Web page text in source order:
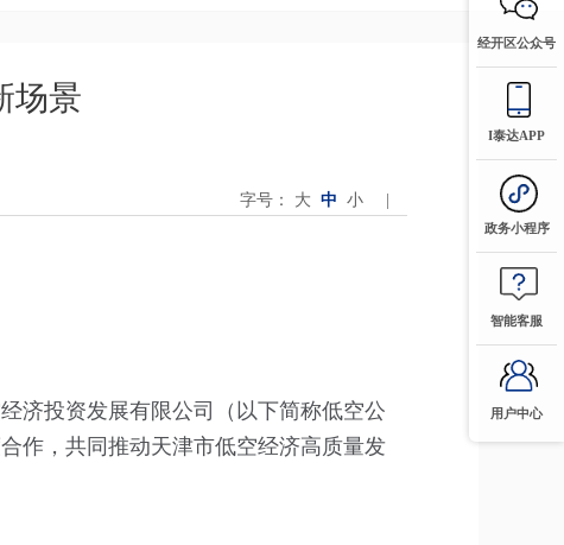
场景
字号： 大 中 小
济投资发展有限公司（以下简称低空公
作，共同推动天津市低空经济高质量发
经开区公众号
I泰达APP
政务小程序
智能客服
用户中心